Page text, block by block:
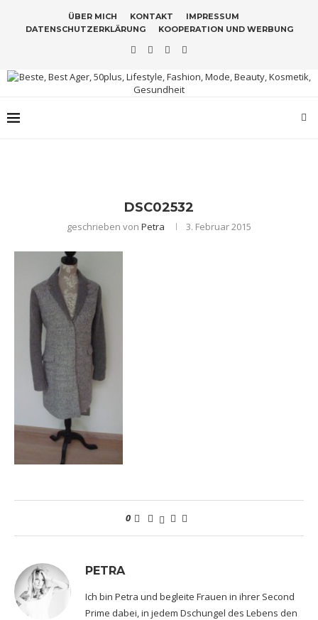
ÜBER MICH KONTAKT
IMPRESSUM
DATENSCHUTZERKLÄRUNG
KOOPERATION UND WERBUNG
DSC02532
geschrieben von Petra 3. Februar 2015
0
PETRA
Ich bin Petra und begleite Frauen in ihrer Second
Prime dabei, in jedem Dschungel des Lebens den